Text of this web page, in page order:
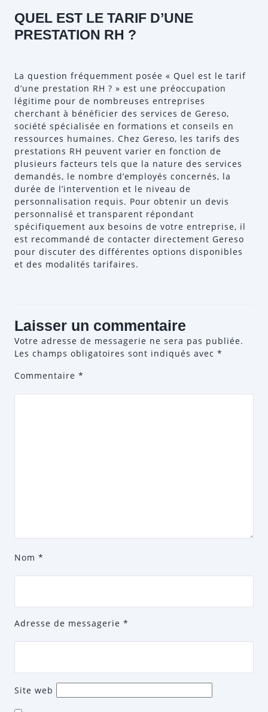
QUEL EST LE TARIF D’UNE
PRESTATION RH ?
La question fréquemment posée « Quel est le tarif
d’une prestation RH ? » est une préoccupation
légitime pour de nombreuses entreprises
cherchant à bénéficier des services de Gereso,
société spécialisée en formations et conseils en
ressources humaines. Chez Gereso, les tarifs des
prestations RH peuvent varier en fonction de
plusieurs facteurs tels que la nature des services
demandés, le nombre d’employés concernés, la
durée de l’intervention et le niveau de
personnalisation requis. Pour obtenir un devis
personnalisé et transparent répondant
spécifiquement aux besoins de votre entreprise, il
est recommandé de contacter directement Gereso
pour discuter des différentes options disponibles
et des modalités tarifaires.
Laisser un commentaire
Votre adresse de messagerie ne sera pas publiée.
Les champs obligatoires sont indiqués avec *
Commentaire *
Nom *
Adresse de messagerie *
Site web